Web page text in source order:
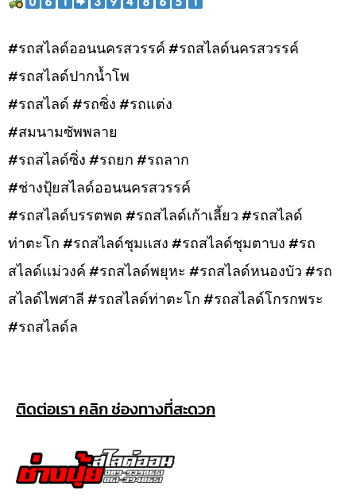
#รถสไลด์ออนนครสวรรค์ #รถสไลด์นครสวรรค์
#รถสไลด์ปากน้ำโพ
#รถสไลด์ #รถซิ่ง #รถแต่ง
#สมนามซัพพลาย
#รถสไลด์ซิ่ง #รถยก #รถลาก
#ช่างปุ้ยสไลด์ออนนครสวรรค์
#รถสไลด์บรรตพต #รถสไลด์เก้าเลี้ยว #รถสไลด์
ท่าตะโก #รถสไลด์ชุมเเสง #รถสไลด์ชุมตาบง #รถ
สไลด์เเม่วงค์ #รถสไลด์พยุหะ #รถสไลด์หนองบัว #รถ
สไลด์ไพศาลี #รถสไลด์ท่าตะโก #รถสไลด์โกรกพระ
#รถสไลด์ล
ติดต่อเรา คลิก ช่องทางที่สะดวก